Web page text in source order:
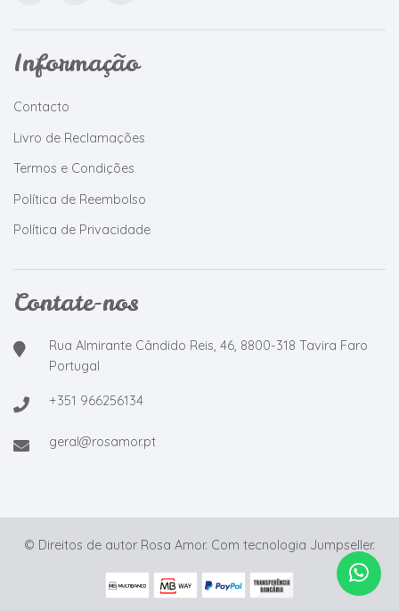
Informação
Contacto
Livro de Reclamações
Termos e Condições
Política de Reembolso
Política de Privacidade
Contate-nos
Rua Almirante Cândido Reis, 46, 8800-318 Tavira Faro
Portugal
+351 966256134
geral@rosamor.pt
© Direitos de autor Rosa Amor. Com tecnologia Jumpseller.